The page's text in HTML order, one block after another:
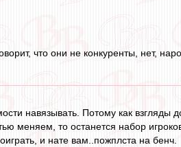
что они не конкуренты, нет,
навязывать. Потому как взгляды
меняем, то останется набор
и нате вам..пожплста на бенч.